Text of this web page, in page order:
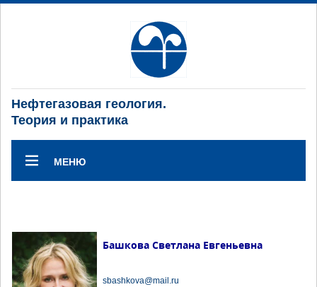
Нефтегазовая геология.
Теория и практика
МЕНЮ
Башкова Светлана Евгеньевна
sbashkova@mail.ru